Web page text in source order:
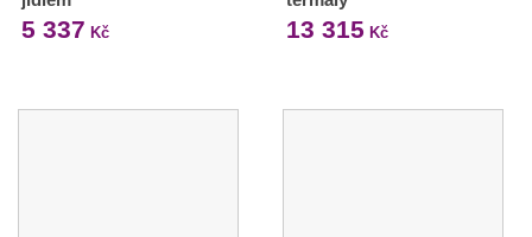
5 337 Kč 13 315 Kč